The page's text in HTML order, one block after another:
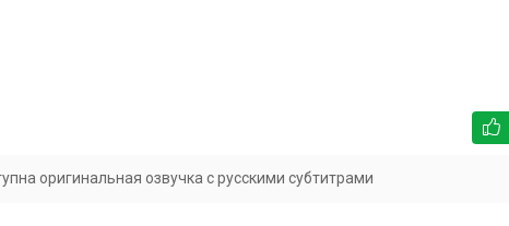
оригинальная озвучка с русскими субтитрами